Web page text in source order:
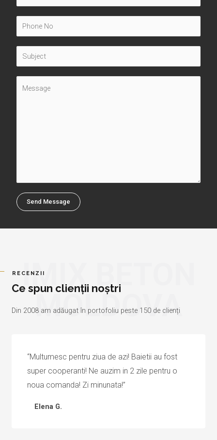
Send Message
IMIX BETON
MOLDOVA
RECENZII
Ce spun clienții noștri
Din 2008 am adăugat în portofoliu peste 150 de clienți
“Multumesc pentru ziua de azi! Baietii au fost
super cooperanti! Ne auzim in 2 zile pentru o
noua comanda! Zi minunata!”
Elena G.